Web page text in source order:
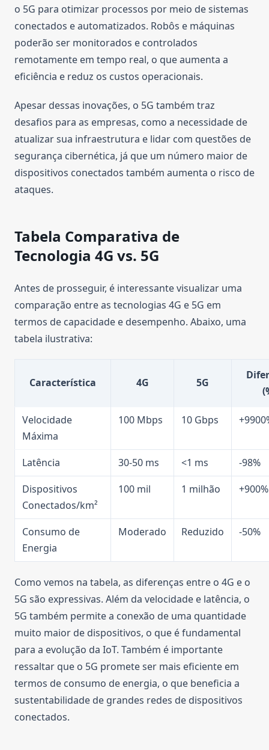
o 5G para otimizar processos por meio de sistemas
conectados e automatizados. Robôs e máquinas
poderão ser monitorados e controlados
remotamente em tempo real, o que aumenta a
eficiência e reduz os custos operacionais.
Apesar dessas inovações, o 5G também traz
desafios para as empresas, como a necessidade de
atualizar sua infraestrutura e lidar com questões de
segurança cibernética, já que um número maior de
dispositivos conectados também aumenta o risco de
ataques.
Tabela Comparativa de
Tecnologia 4G vs. 5G
Antes de prosseguir, é interessante visualizar uma
comparação entre as tecnologias 4G e 5G em
termos de capacidade e desempenho. Abaixo, uma
tabela ilustrativa:
Característica 4G 5G
Velocidade
Máxima
100 Mbps 10 Gbps
Latência 30-50 ms <1 ms
-98%
Dispositivos
Conectados/km²
100 mil 1 milhão +900%
Consumo de
Energia
Moderado Reduzido -50%
Como vemos na tabela, as diferenças entre o 4G e o
5G são expressivas. Além da velocidade e latência, o
5G também permite a conexão de uma quantidade
muito maior de dispositivos, o que é fundamental
para a evolução da IoT. Também é importante
ressaltar que o 5G promete ser mais eficiente em
termos de consumo de energia, o que beneficia a
sustentabilidade de grandes redes de dispositivos
conectados.